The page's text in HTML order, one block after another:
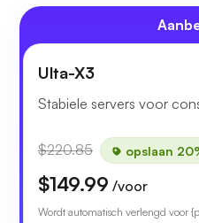
Ulta-X3
Stabiele servers voor
$220.85 opslaan
$149.99 /voor
Wordt automatisch verlengd voor